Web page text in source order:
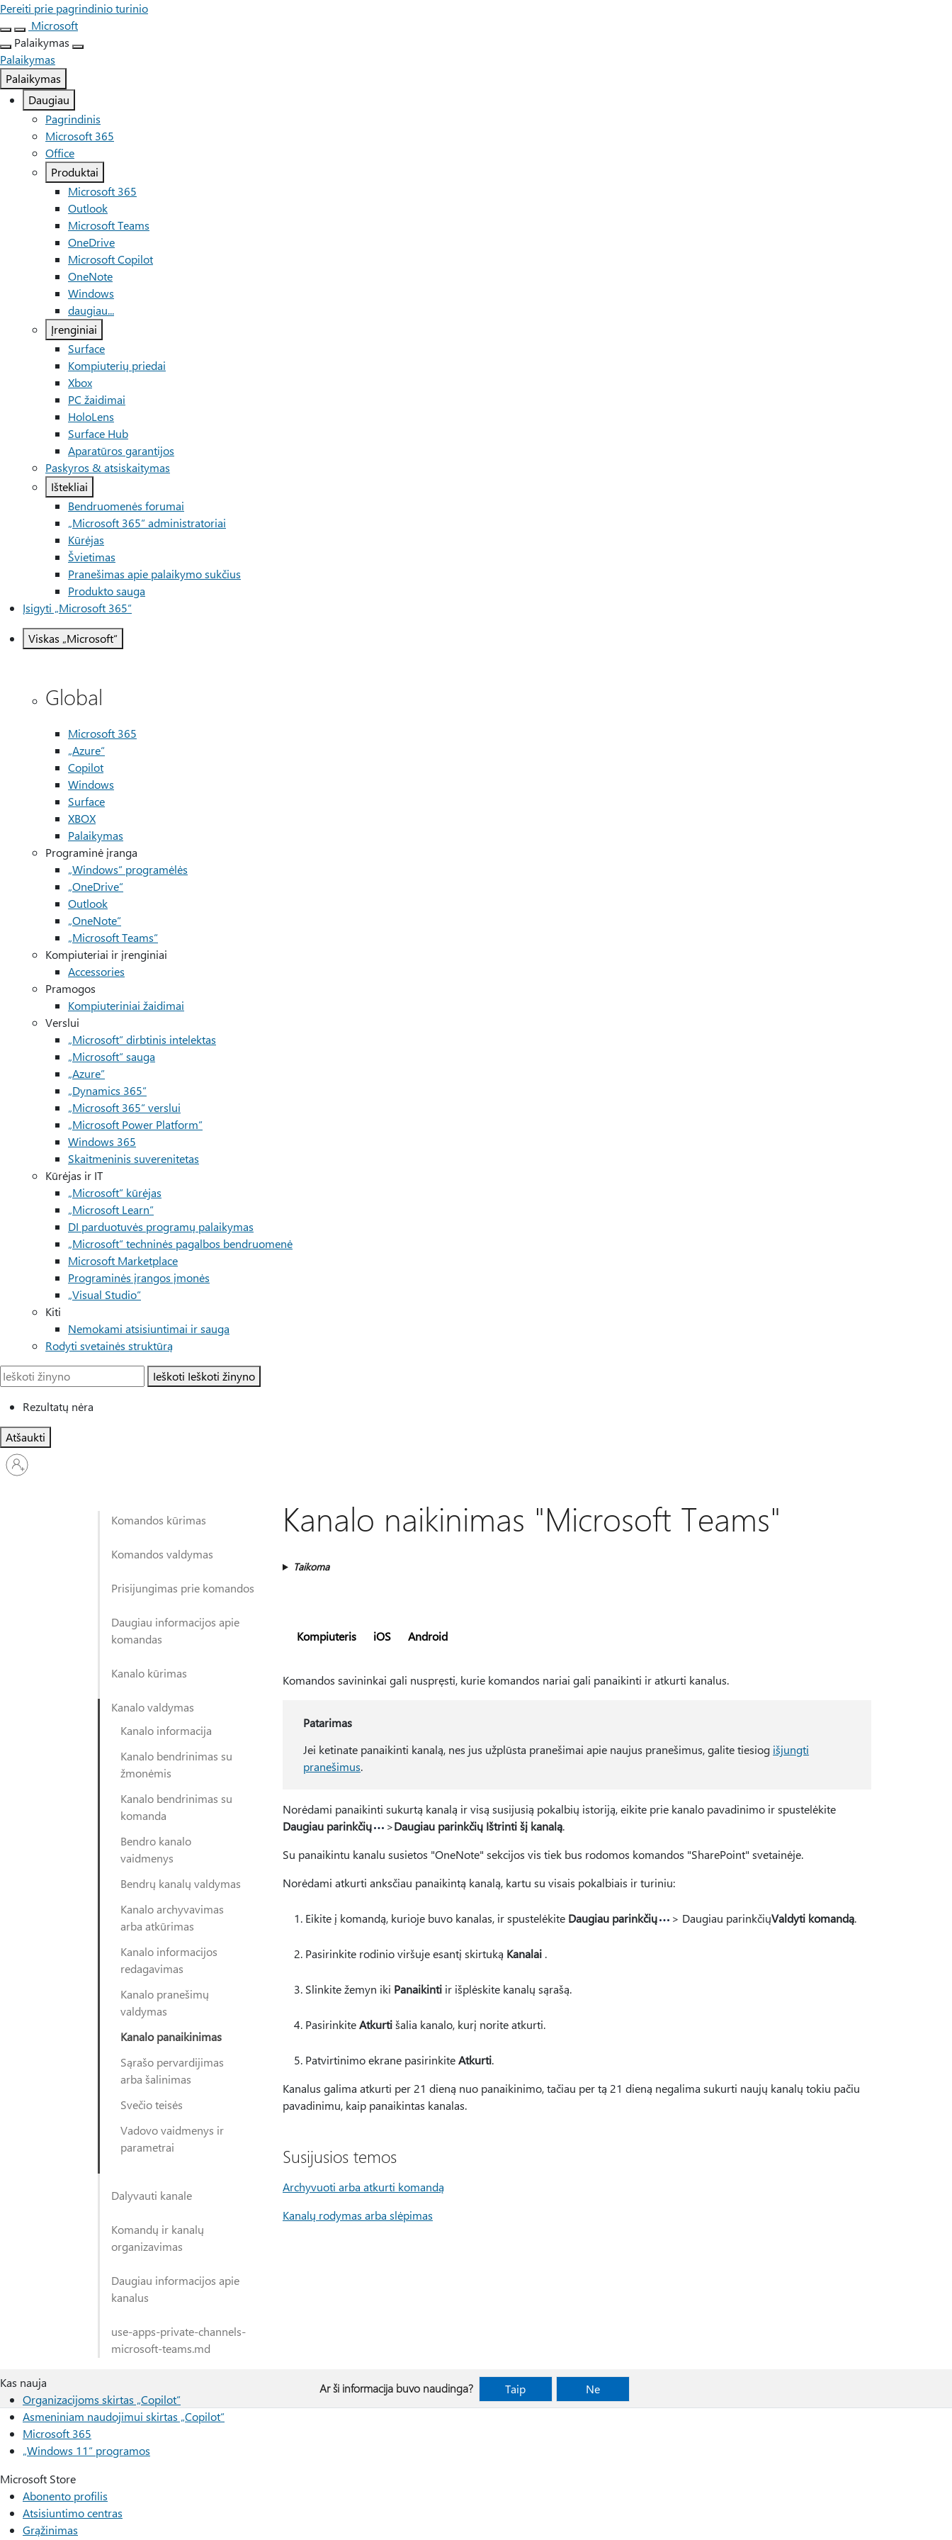
Pereiti prie pagrindinio turinio
Microsoft
Palaikymas
Palaikymas
Palaikymas
Daugiau
Pagrindinis
Microsoft 365
Office
Produktai
Microsoft 365
Outlook
Microsoft Teams
OneDrive
Microsoft Copilot
OneNote
Windows
daugiau...
Įrenginiai
Surface
Kompiuterių priedai
Xbox
PC žaidimai
HoloLens
Surface Hub
Aparatūros garantijos
Paskyros & atsiskaitymas
Ištekliai
Bendruomenės forumai
„Microsoft 365“ administratoriai
Kūrėjas
Švietimas
Pranešimas apie palaikymo sukčius
Produkto sauga
Įsigyti „Microsoft 365“
Viskas „Microsoft“
Global
Microsoft 365
„Azure“
Copilot
Windows
Surface
XBOX
Palaikymas
Programinė įranga
„Windows“ programėlės
„OneDrive“
Outlook
„OneNote“
„Microsoft Teams“
Kompiuteriai ir įrenginiai
Accessories
Pramogos
Kompiuteriniai žaidimai
Verslui
„Microsoft“ dirbtinis intelektas
„Microsoft“ sauga
„Azure”
„Dynamics 365“
„Microsoft 365“ verslui
„Microsoft Power Platform“
Windows 365
Skaitmeninis suverenitetas
Kūrėjas ir IT
„Microsoft“ kūrėjas
„Microsoft Learn“
DI parduotuvės programų palaikymas
„Microsoft“ techninės pagalbos bendruomenė
Microsoft Marketplace
Programinės įrangos įmonės
„Visual Studio“
Kiti
Nemokami atsisiuntimai ir sauga
Rodyti svetainės struktūrą
Ieškoti Ieškoti žinyno
Rezultatų nėra
Atšaukti
Prisijunkite
prie
Komandos kūrimas
Komandos valdymas
Prisijungimas prie komandos
Daugiau informacijos apie
komandas
Kanalo kūrimas
Kanalo valdymas
Kanalo informacija
Kanalo bendrinimas su
žmonėmis
Kanalo bendrinimas su
komanda
Bendro kanalo
vaidmenys
Bendrų kanalų valdymas
Kanalo archyvavimas
arba atkūrimas
Kanalo informacijos
redagavimas
Kanalo pranešimų
valdymas
Kanalo panaikinimas
Sąrašo pervardijimas
arba šalinimas
Svečio teisės
Vadovo vaidmenys ir
parametrai
Dalyvauti kanale
Komandų ir kanalų
organizavimas
Daugiau informacijos apie
kanalus
use-apps-private-channels-
microsoft-teams.md
Kanalo naikinimas "Microsoft Teams"
Taikoma
Kompiuteris iOS Android
Komandos savininkai gali nuspręsti, kurie komandos nariai gali panaikinti ir atkurti kanalus.
Patarimas
Jei ketinate panaikinti kanalą, nes jus užplūsta pranešimai apie naujus pranešimus, galite tiesiog išjungti
pranešimus.
Norėdami panaikinti sukurtą kanalą ir visą susijusią pokalbių istoriją, eikite prie kanalo pavadinimo ir spustelėkite
Daugiau parinkčių
>Daugiau parinkčių Ištrinti šį kanalą.
Su panaikintu kanalu susietos "OneNote" sekcijos vis tiek bus rodomos komandos "SharePoint" svetainėje.
Norėdami atkurti anksčiau panaikintą kanalą, kartu su visais pokalbiais ir turiniu:
Eikite į komandą, kurioje buvo kanalas, ir spustelėkite Daugiau parinkčių > Daugiau parinkčiųValdyti komandą.
Pasirinkite rodinio viršuje esantį skirtuką Kanalai .
Slinkite žemyn iki Panaikinti ir išplėskite kanalų sąrašą.
PasirinkiteAtkurtišalia kanalo, kurį norite atkurti.
Patvirtinimo ekrane pasirinkiteAtkurti.
Kanalus galima atkurti per 21 dieną nuo panaikinimo, tačiau per tą 21 dieną negalima sukurti naujų kanalų tokiu pačiu
pavadinimu, kaip panaikintas kanalas.
Susijusios temos
Archyvuoti arba atkurti komandą
Kanalų rodymas arba slėpimas
Ar ši informacija buvo naudinga? Taip Ne
Kas nauja
Organizacijoms skirtas „Copilot“
Asmeniniam naudojimui skirtas „Copilot“
Microsoft 365
„Windows 11“ programos
Microsoft Store
Abonento profilis
Atsisiuntimo centras
Grąžinimas